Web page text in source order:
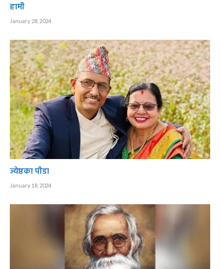
हामी
January 28, 2024
ज्येष्ठका पीडा
January 18, 2024